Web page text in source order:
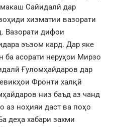
Сайидалӣ дар
хизматии вазорати
Вазорати дифои
эъзом кард. Дар яке
ба асорати неруҳои Мирзо
Ғуломҳайдаров дар
Фронти халқӣ
низ баъд аз чанд
аз ноҳияи даст ва поҳо
деҳа хабари захми